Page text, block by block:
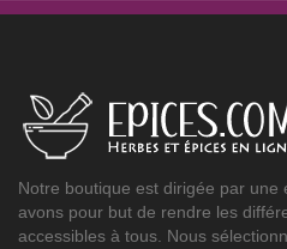
Notre boutique est dirigée par une
avons pour but de rendre les
accessibles à tous. Nous